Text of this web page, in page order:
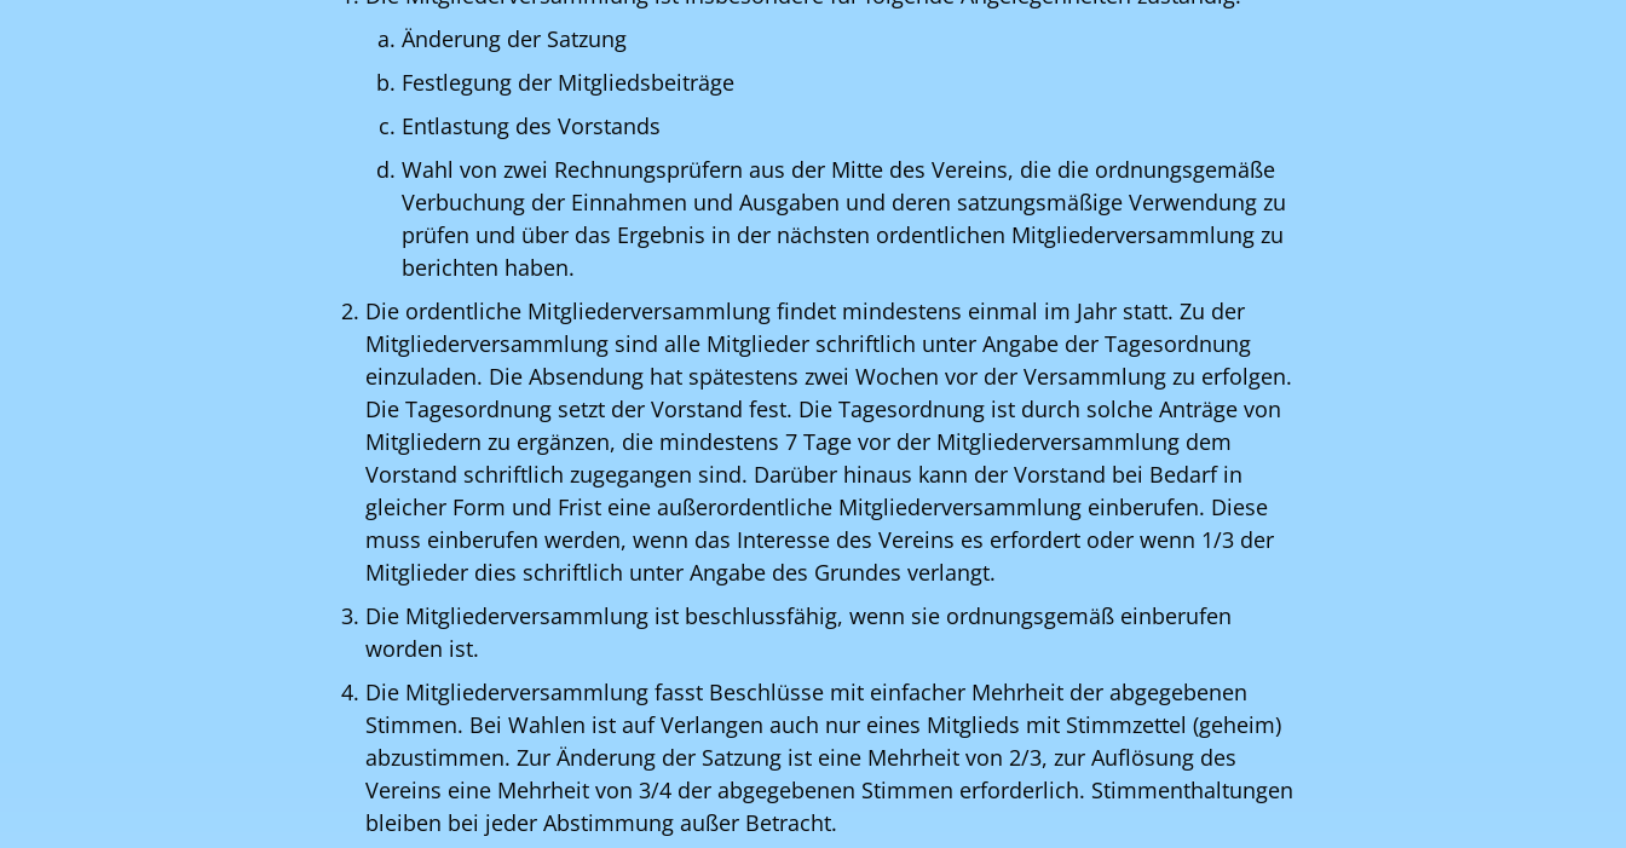
Änderung der Satzung
Festlegung der Mitgliedsbeiträge
Entlastung des Vorstands
Wahl von zwei Rechnungsprüfern aus der Mitte des Vereins, die die ordnungsgemäße
Verbuchung der Einnahmen und Ausgaben und deren satzungsmäßige Verwendung zu
prüfen und über das Ergebnis in der nächsten ordentlichen Mitgliederversammlung zu
berichten haben.
Die ordentliche Mitgliederversammlung findet mindestens einmal im Jahr statt. Zu der
Mitgliederversammlung sind alle Mitglieder schriftlich unter Angabe der Tagesordnung
einzuladen. Die Absendung hat spätestens zwei Wochen vor der Versammlung zu erfolgen.
Die Tagesordnung setzt der Vorstand fest. Die Tagesordnung ist durch solche Anträge von
Mitgliedern zu ergänzen, die mindestens 7 Tage vor der Mitgliederversammlung dem
Vorstand schriftlich zugegangen sind. Darüber hinaus kann der Vorstand bei Bedarf in
gleicher Form und Frist eine außerordentliche Mitgliederversammlung einberufen. Diese
muss einberufen werden, wenn das Interesse des Vereins es erfordert oder wenn 1/3 der
Mitglieder dies schriftlich unter Angabe des Grundes verlangt.
Die Mitgliederversammlung ist beschlussfähig, wenn sie ordnungsgemäß einberufen
worden ist.
Die Mitgliederversammlung fasst Beschlüsse mit einfacher Mehrheit der abgegebenen
Stimmen. Bei Wahlen ist auf Verlangen auch nur eines Mitglieds mit Stimmzettel (geheim)
abzustimmen. Zur Änderung der Satzung ist eine Mehrheit von 2/3, zur Auflösung des
Vereins eine Mehrheit von 3/4 der abgegebenen Stimmen erforderlich. Stimmenthaltungen
bleiben bei jeder Abstimmung außer Betracht.